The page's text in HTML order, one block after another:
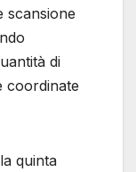
scansione
di
coordinate
quinta